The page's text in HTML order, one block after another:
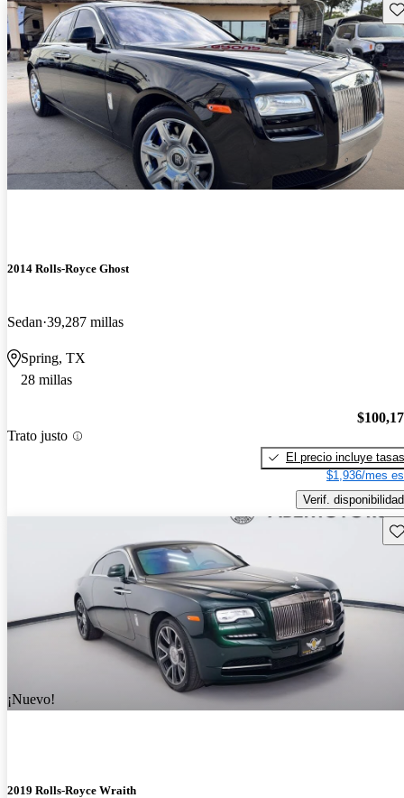
2014 Rolls-Royce Ghost
Sedan 39,287 millas
Spring, TX
28 millas
Trato justo
El precio incluye tasas
$1,936/mes
Verif. disponibilidad
¡Nuevo!
2019 Rolls-Royce Wraith